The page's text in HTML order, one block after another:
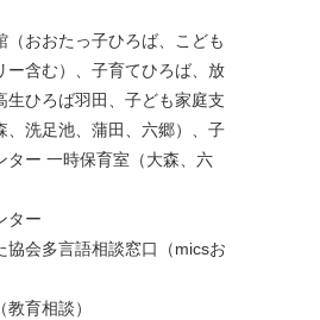
（おおたっ子ひろば、こども
ー含む）、子育てひろば、放
生ひろば羽田、子ども家庭支
、洗足池、蒲田、六郷）、子
ター 一時保育室（大森、六
ター
協会多言語相談窓口（micsお
教育相談）